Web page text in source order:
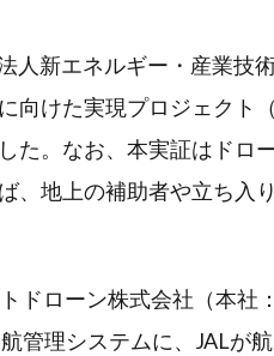
人新エネルギー・産業技
向けた実現プロジェクト
た。なお、本実証はドロ
、地上の補助者や立ち入
ドローン株式会社（本社
管理システムに、JALが